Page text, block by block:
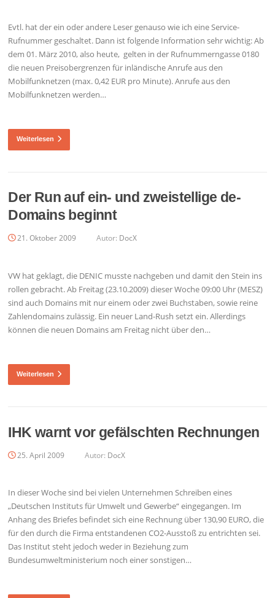
Evtl. hat der ein oder andere Leser genauso wie ich eine Service-
Rufnummer geschaltet. Dann ist folgende Information sehr wichtig: Ab
dem 01. März 2010, also heute, gelten in der Rufnummerngasse 0180
die neuen Preisobergrenzen für inländische Anrufe aus den
Mobilfunknetzen (max. 0,42 EUR pro Minute). Anrufe aus den
Mobilfunknetzen werden…
Weiterlesen
Der Run auf ein- und zweistellige de-
Domains beginnt
21. Oktober 2009 Autor: DocX
VW hat geklagt, die DENIC musste nachgeben und damit den Stein ins
rollen gebracht. Ab Freitag (23.10.2009) dieser Woche 09:00 Uhr (MESZ)
sind auch Domains mit nur einem oder zwei Buchstaben, sowie reine
Zahlendomains zulässig. Ein neuer Land-Rush setzt ein. Allerdings
können die neuen Domains am Freitag nicht über den…
Weiterlesen
IHK warnt vor gefälschten Rechnungen
25. April 2009 Autor: DocX
In dieser Woche sind bei vielen Unternehmen Schreiben eines
„Deutschen Instituts für Umwelt und Gewerbe“ eingegangen. Im
Anhang des Briefes befindet sich eine Rechnung über 130,90 EURO, die
für den durch die Firma entstandenen CO2-Ausstoß zu entrichten sei.
Das Institut steht jedoch weder in Beziehung zum
Bundesumweltministerium noch einer sonstigen…